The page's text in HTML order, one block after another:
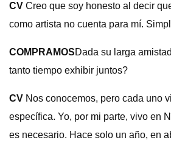
CV Creo que soy honesto al decir
como artista no cuenta para mí.
COMPRAMOSDada su larga
tanto tiempo exhibir juntos?
CV Nos conocemos, pero cada uno
específica. Yo, por mi parte, vivo en
es necesario. Hace solo un año, en